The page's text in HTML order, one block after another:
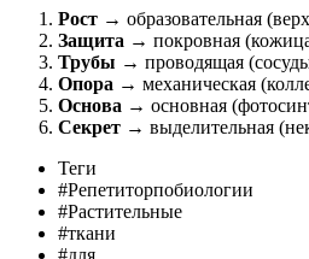
Рост → образовательная
Защита → покровная
Трубы → проводящая
Опора → механическая
Основа → основная
Секрет → выделительная
Теги
#Репетиторпобиологии
#Растительные
#ткани
#для